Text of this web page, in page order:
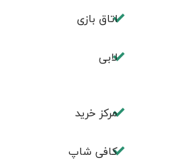
اتاق بازی
لابی
مرکز خرید
کافی شاپ